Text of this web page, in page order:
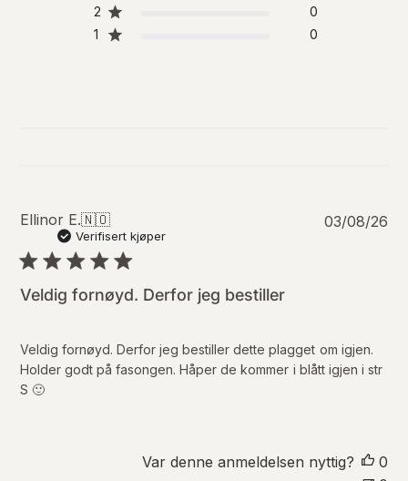
2
0
1
0
Ellinor E.🇳🇴
Verifisert kjøper
Veldig fornøyd. Derfor jeg bestiller
Veldig fornøyd. Derfor jeg bestiller dette plagget om igjen.
Holder godt på fasongen. Håper de kommer i blått igjen i str
S 🙂
P
a
03/08/26
Var denne anmeldelsen nyttig?
0